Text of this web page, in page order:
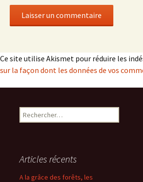
Ce site utilise Akismet pour réduire les
sur la façon dont les données de vos
Rechercher :
Articles récents
A la grâce des forêts, les